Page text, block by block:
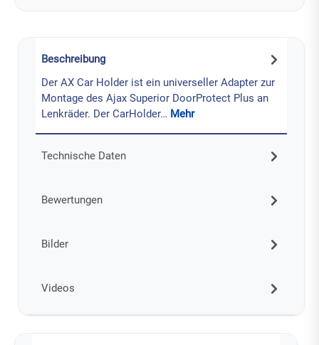
Beschreibung
Der AX Car Holder ist ein universeller Adapter zur
Montage des Ajax Superior DoorProtect Plus an
Lenkräder. Der CarHolder… Mehr
Technische Daten
Bewertungen
Bilder
Videos